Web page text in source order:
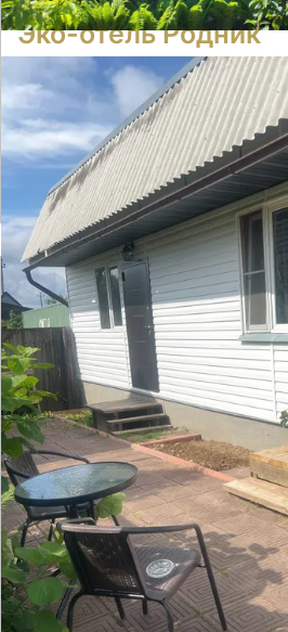
Эко-отель Родник
Отзывов нет
● 22 номера
Время заселения:22
Время выселения:12:00
Подробнее ➝
Гостевой дом ЭДЕМ
Отзывов нет ● 2 номера